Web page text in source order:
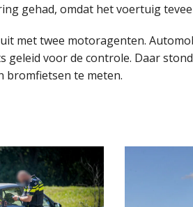
gehad, omdat het voertuig
met twee motoragenten.
geleid voor de controle. Daar
bromfietsen te meten.